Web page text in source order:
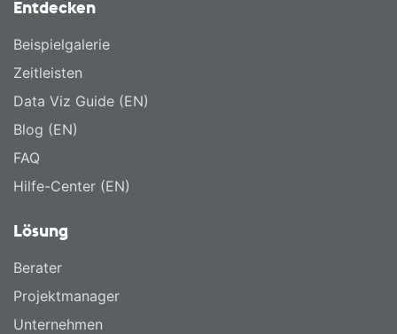
Entdecken
Beispielgalerie
Zeitleisten
Data Viz Guide (EN)
Blog (EN)
FAQ
Hilfe-Center (EN)
Lösung
Berater
Projektmanager
Unternehmen